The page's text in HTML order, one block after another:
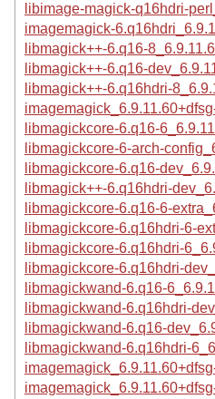
libimage-magick-q16hdri-
imagemagick-
libmagick++-6.q16-
libmagick++-6.q16-
libmagick++-6.q16hdri-
libmagickcore-6.q16-
libmagickcore-6-arch-
libmagickcore-6.q16-
libmagick++-6.q16hdri-
libmagickcore-6.q16-6-
libmagickcore-6.q16hdri-6-
libmagickcore-6.q16hdri-
libmagickcore-6.q16hdri-
libmagickwand-6.q16-
libmagickwand-6.q16hdri-
libmagickwand-6.q16-
libmagickwand-6.q16hdri-